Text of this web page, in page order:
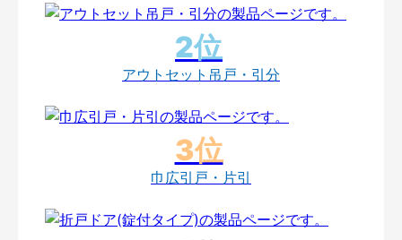
アウトセット吊戸・引分
巾広引戸・片引